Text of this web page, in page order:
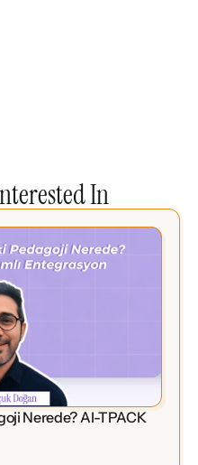
In
Nerede? AI-TPACK